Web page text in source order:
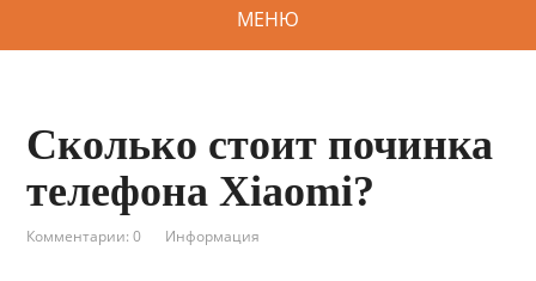
МЕНЮ
Сколько стоит починка
телефона Xiaomi?
Комментарии: 0 Информация